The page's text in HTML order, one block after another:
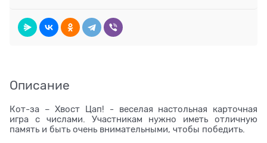
Описание
Кот-за – Хвост Цап! - веселая настольная карточная
игра с числами. Участникам нужно иметь отличную
память и быть очень внимательными, чтобы победить.